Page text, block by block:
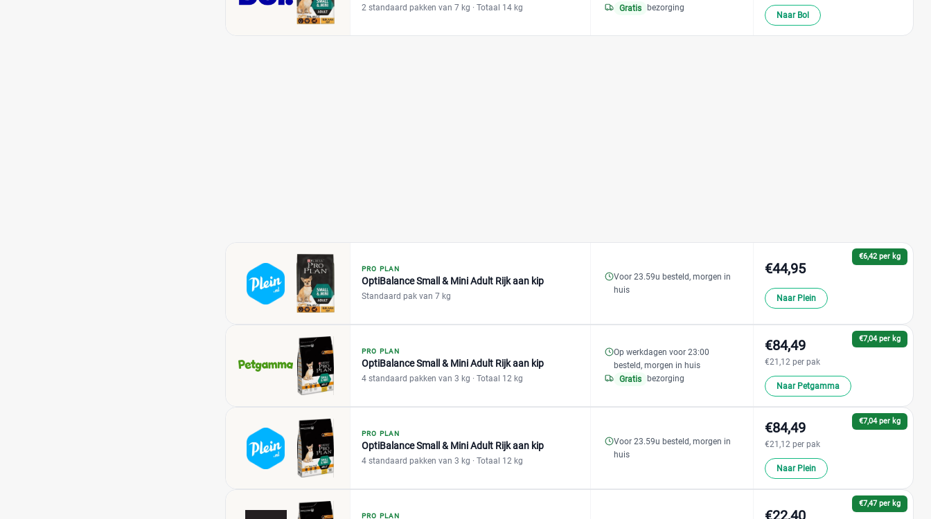
2 standaard pakken van 7 kg · Totaal 14 kg
Gratis bezorging
Naar Bol
PRO PLAN
OptiBalance Small & Mini Adult Rijk aan kip
Standaard pak van 7 kg
Voor 23.59u besteld, morgen in
huis
€6,42 per kg
€44,95
Naar Plein
PRO PLAN
OptiBalance Small & Mini Adult Rijk aan kip
4 standaard pakken van 3 kg · Totaal 12 kg
Op werkdagen voor 23:00
besteld, morgen in huis
Gratis bezorging
€7,04 per kg
€84,49
€21,12 per pak
Naar Petgamma
PRO PLAN
OptiBalance Small & Mini Adult Rijk aan kip
4 standaard pakken van 3 kg · Totaal 12 kg
Voor 23.59u besteld, morgen in
huis
€7,04 per kg
€84,49
€21,12 per pak
Naar Plein
PRO PLAN
€7,47 per kg
€22,40